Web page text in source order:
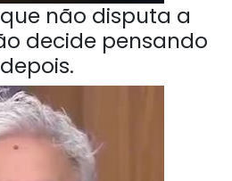
não disputa a
decide pensando